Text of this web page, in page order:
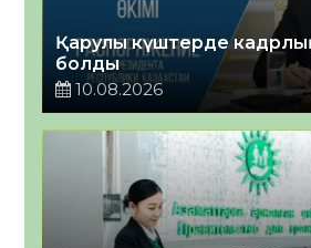
Қарулы күштерде
болды
10.08.2026